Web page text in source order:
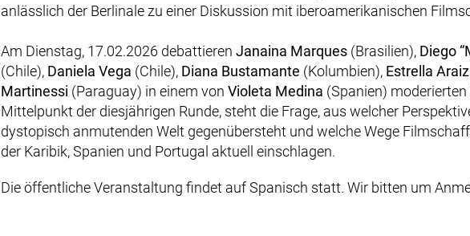
anlässlich der Berlinale zu einer Diskussion mit iberoamerikanischen
Am Dienstag, 17.02.2026 debattieren Janaina Marques (Brasilien), Diego
(Chile), Daniela Vega (Chile), Diana Bustamante (Kolumbien), Estrella
Martinessi (Paraguay) in einem von Violeta Medina (Spanien)
Mittelpunkt der diesjährigen Runde, steht die Frage, aus welcher
dystopisch anmutenden Welt gegenübersteht und welche Wege
der Karibik, Spanien und Portugal aktuell einschlagen.
Die öffentliche Veranstaltung findet auf Spanisch statt. Wir bitten um